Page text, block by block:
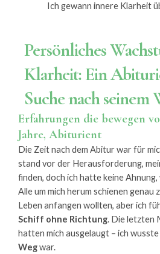
Ich gewann innere Klarheit
Persönliches
Klarheit: Ein
Suche nach seinem
Erfahrungen die bewegen
Jahre, Abiturient
Die Zeit nach dem Abitur war für
stand vor der Herausforderung,
finden, doch ich hatte keine
Alle um mich herum schienen genau
Leben anfangen wollten, aber ich
Schiff ohne Richtung. Die letzten
hatten mich ausgelaugt – ich
Wegwar.